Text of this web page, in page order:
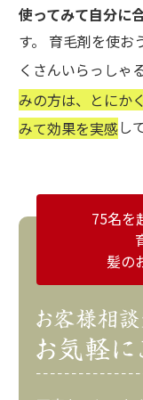
使ってみて自分に
す。 育毛剤を使お
くさんいらっしゃ
みの方は、とにか
みて効果を実感し
75名を
髪の